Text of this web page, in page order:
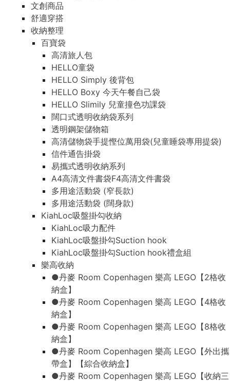
文創商品
舒適穿搭
收納整理
百寶袋
高清旅人包
HELLO童袋
HELLO Simply 後背包
HELLO Boxy 今天午餐自己袋
HELLO Slimily 兒童撞色功課袋
闊口式透明收納袋系列
透明鋼架儲物箱
高清儲物袋手提慳位萬用袋(兒童睡袋專用提袋)
信件通告掛袋
易攜式透明收納系列
A4高清文件書袋F4高清文件書袋
多用途活動袋 (窄長款)
多用途活動袋 (闊身款)
KiahLoc吸盤掛勾收納
KiahLoc吸力配件
KiahLoc吸盤掛勾Suction hook
KiahLoc吸盤掛勾Suction hook禮盒組
樂高收納
●丹麥 Room Copenhagen 樂高 LEGO【2格收
納盒】
●丹麥 Room Copenhagen 樂高 LEGO【4格收
納盒】
●丹麥 Room Copenhagen 樂高 LEGO【8格收
納盒】
●丹麥 Room Copenhagen 樂高 LEGO【外出攜
帶盒】【綜合收納盒】
●丹麥 Room Copenhagen 樂高 LEGO【收納三